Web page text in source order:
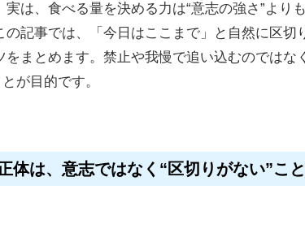
は、食べる量を決める力は“意志の強さ”より
の記事では、「今日はここまで」と自然に区
をまとめます。禁止や我慢で追い込むのではな
が目的です。
体は、意志ではなく“区切りがない”こと